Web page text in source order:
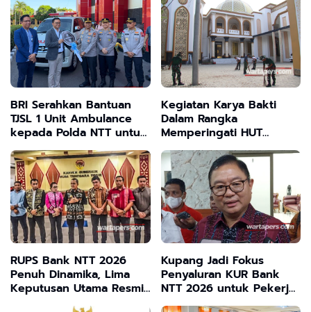
Satuan Danramil
BRI Serahkan Bantuan
TJSL 1 Unit Ambulance
kepada Polda NTT untuk
Dukung Layanan
Kesehatan Masyarakat
Kegiatan Karya Bakti
Dalam Rangka
Memperingati HUT
KODAM XIV/HASANUDDIN
KE-69
RUPS Bank NTT 2026
Penuh Dinamika, Lima
Keputusan Utama Resmi
Kupang Jadi Fokus
Penyaluran KUR Bank
NTT 2026 untuk Pekerja
Migran